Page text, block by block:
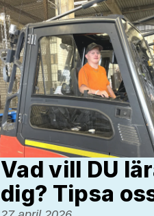
Vad vill DU
dig? Tipsa